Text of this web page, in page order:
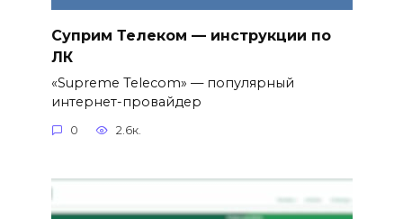
Суприм Телеком — инструкции по
ЛК
«Supreme Telecom» — популярный
интернет-провайдер
0 2.6к.